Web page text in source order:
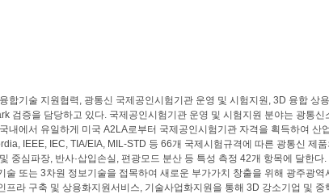
합기술 지원협력, 광통신 국제공인시험기관 운영 및 시험지원, 3D 융합 상
검증을 담당하고 있다. 국제공인시험기관 운영 및 시험지원 분야는 광통신
내에서 유일하게 미국 A2LA로부터 국제공인시험기관 자격을 획득하여 산
IEEE, IEC, TIA/EIA, MIL-STD 등 66개 국제시험규격에 따른 광통신 제
중심파장, 반사·삽입손실, 편광모드 분산 등 특성 측정 42개 항목에 달한
술 또는 3차원 정보기술을 접목하여 새로운 부가가치 창출을 위해 광주광
프라 구축 및 상용화지원서비스, 기술사업화지원을 통해 3D 강소기업 및